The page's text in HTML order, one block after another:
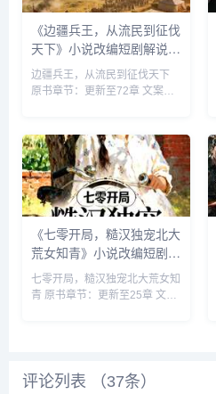
《边疆兵王，从流民到征伐
天下》小说改编短剧解说文
案 全网独家下载
边疆兵王，从流民到征伐天下
原书章节：更新至72章 文案
《七零开局，糙汉独宠北大
荒女知青》小说改编短剧解
说文案 全网独家下载
七零开局，糙汉独宠北大荒女知
青 原书章节：更新至25章 文案
评论列表 （37条）